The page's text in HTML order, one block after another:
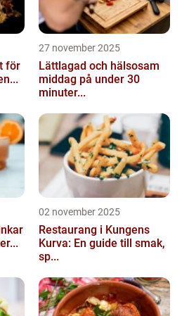
för
27 november 2025
Lättlagad och hälsosam
middag på under 30
minuter...
02 november 2025
Restaurang i Kungens
Kurva: En guide till smak,
sp...